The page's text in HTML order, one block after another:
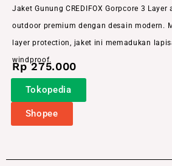
Jaket Gunung CREDIFOX Gorpcore 3
outdoor premium dengan desain modern.
layer protection, jaket ini memadukan
windproof.
Rp 275.000
Tokopedia
Shopee